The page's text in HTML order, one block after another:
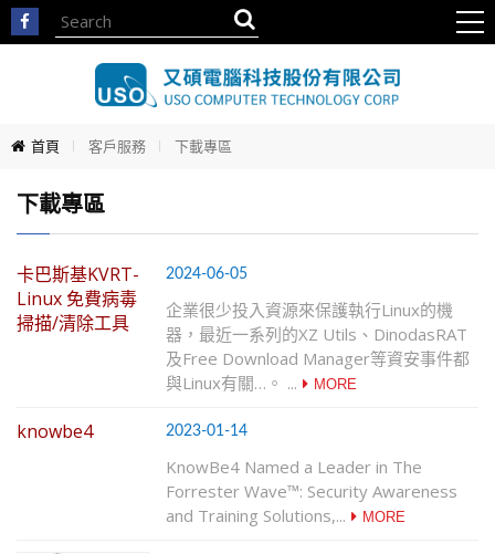
首頁 客戶服務 下載專區
下載專區
卡巴斯基KVRT-
Linux 免費病毒
掃描/清除工具
2024-06-05
企業很少投入資源來保護執行Linux的機
器，最近一系列的XZ Utils、DinodasRAT
及Free Download Manager等資安事件都
與Linux有關…。 ...
knowbe4 2023-01-14
KnowBe4 Named a Leader in The
Forrester Wave™: Security Awareness
and Training Solutions,...